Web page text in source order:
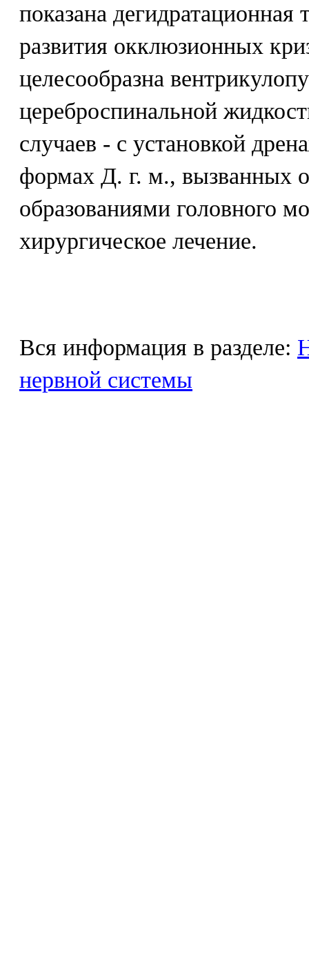
показана дегидратационная
развития окклюзионных
целесообразна
цереброспинальной
случаев - с установкой
формах Д. г. м., вызванных
образованиями головного
хирургическое лечение.
Вся информация в разделе:
нервной системы